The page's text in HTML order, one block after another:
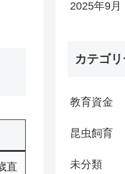
直
2025年9月
カテゴリ
教育資金
昆虫飼育
未分類